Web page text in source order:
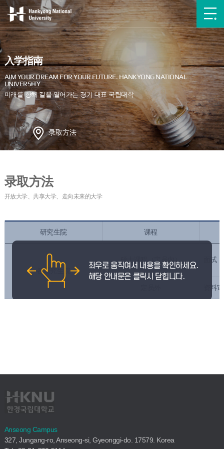
入学指南
录取方法
录取方法
研究生院 课程
各研究生院
面试
资料
Anseong Campus
327, Jungang-ro, Anseong-si, Gyeonggi-do. 17579. Korea